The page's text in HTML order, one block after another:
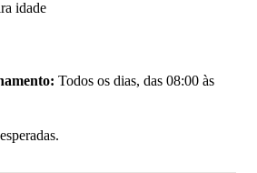
idade
Todos os dias, das 08:00 às